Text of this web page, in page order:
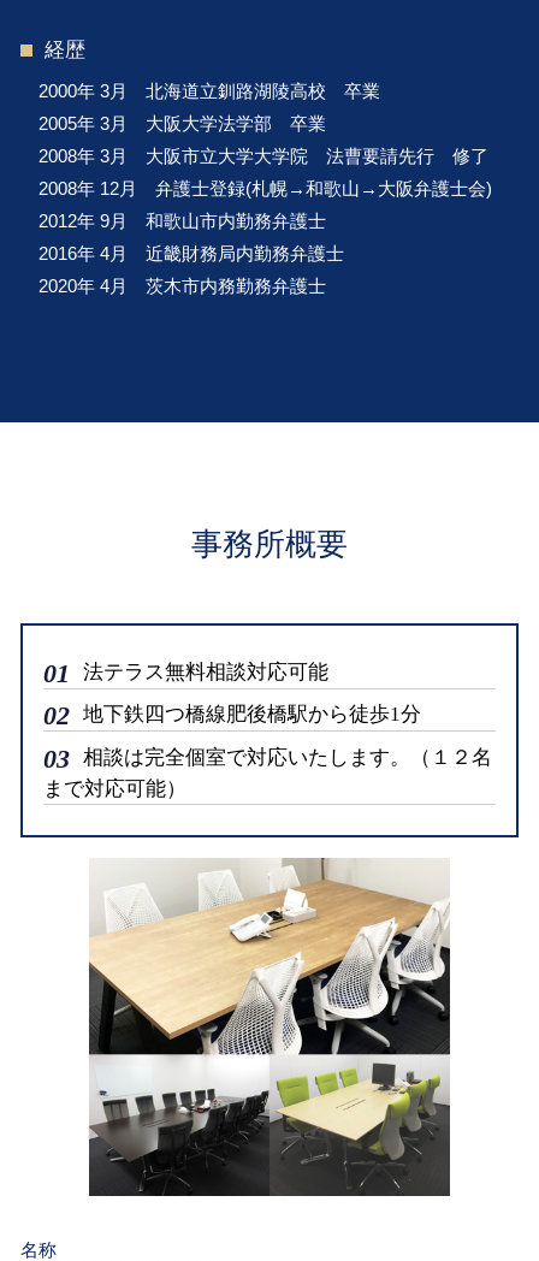
経歴
2000年 3月 北海道立釧路湖陵高校 卒業
2005年 3月 大阪大学法学部 卒業
2008年 3月 大阪市立大学大学院 法曹要請先行 修了
2008年 12月 弁護士登録(札幌→和歌山→大阪弁護士会)
2012年 9月 和歌山市内勤務弁護士
2016年 4月 近畿財務局内勤務弁護士
2020年 4月 茨木市内務勤務弁護士
事務所概要
01 法テラス無料相談対応可能
02 地下鉄四つ橋線肥後橋駅から徒歩1分
03 相談は完全個室で対応いたします。（１２名
まで対応可能）
名称